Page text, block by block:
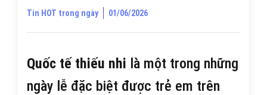
Tin HOT trong ngày 01/06/2026
Quốc tế thiếu nhi là một trong những
ngày lễ đặc biệt được trẻ em trên